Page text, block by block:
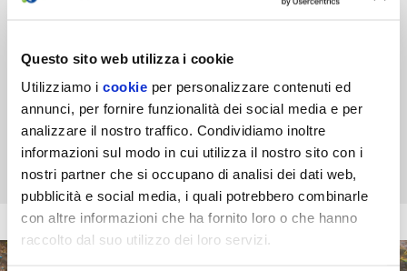
Questo sito web utilizza i cookie
Utilizziamo i cookie per personalizzare contenuti ed
annunci, per fornire funzionalità dei social media e per
analizzare il nostro traffico. Condividiamo inoltre
informazioni sul modo in cui utilizza il nostro sito con i
nostri partner che si occupano di analisi dei dati web,
pubblicità e social media, i quali potrebbero combinarle
con altre informazioni che ha fornito loro o che hanno
raccolto dal suo utilizzo dei loro servizi.